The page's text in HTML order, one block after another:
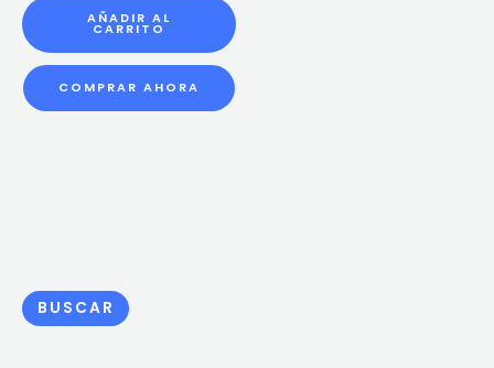
BUSCAR
AÑADIR AL
CARRITO
COMPRAR AHORA